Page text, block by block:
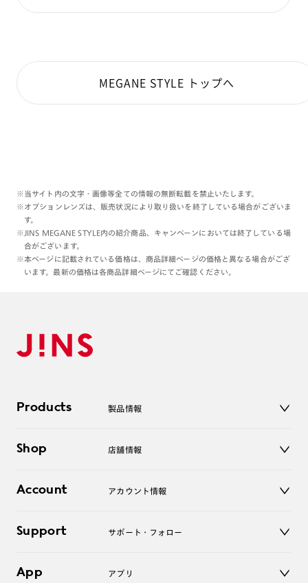
MEGANE STYLE トップへ
※当サイト内の文字・画像等全ての情報の無断転載を禁止いたします。
※オプションレンズは、販売状況により取り扱いを終了している場合がございま
す。
※JINS MEGANE STYLE内の紹介商品、キャンペーンにおいては終了している場
合がございます。
※本ページに記載されている価格は、商品詳細ページの価格と異なる場合がござ
います。最新の価格は各商品詳細ページにてご確認ください。
Products 製品情報
サングラス
コンタクトレンズ
アクセサリー
Shop 店舗情報
オンラインショップ
Account アカウント情報
ログアウト
Support サポート・フォロー
よくあるご質問
App アプリ